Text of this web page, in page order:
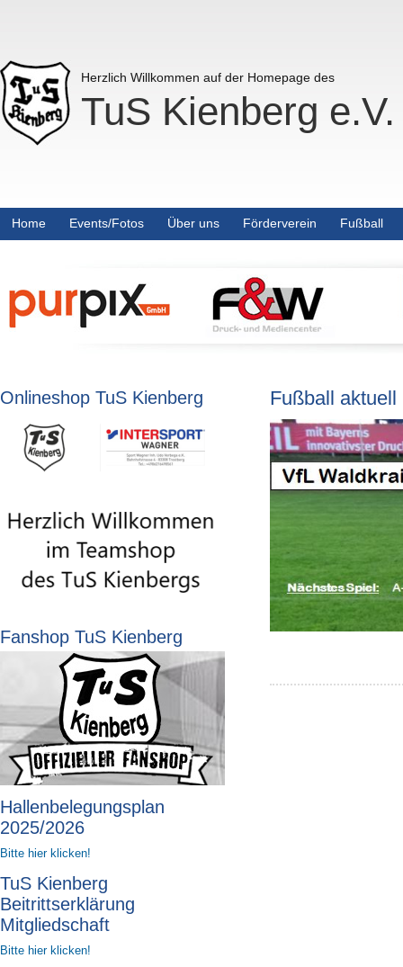
Herzlich Willkommen auf der Homepage des
TuS Kienberg e.V.
Home Events/Fotos Über uns Förderverein Fußball
Onlineshop TuS Kienberg
Fanshop TuS Kienberg
Hallenbelegungsplan
2025/2026
Bitte hier klicken!
TuS Kienberg
Beitrittserklärung
Mitgliedschaft
Bitte hier klicken!
Fußball aktuell